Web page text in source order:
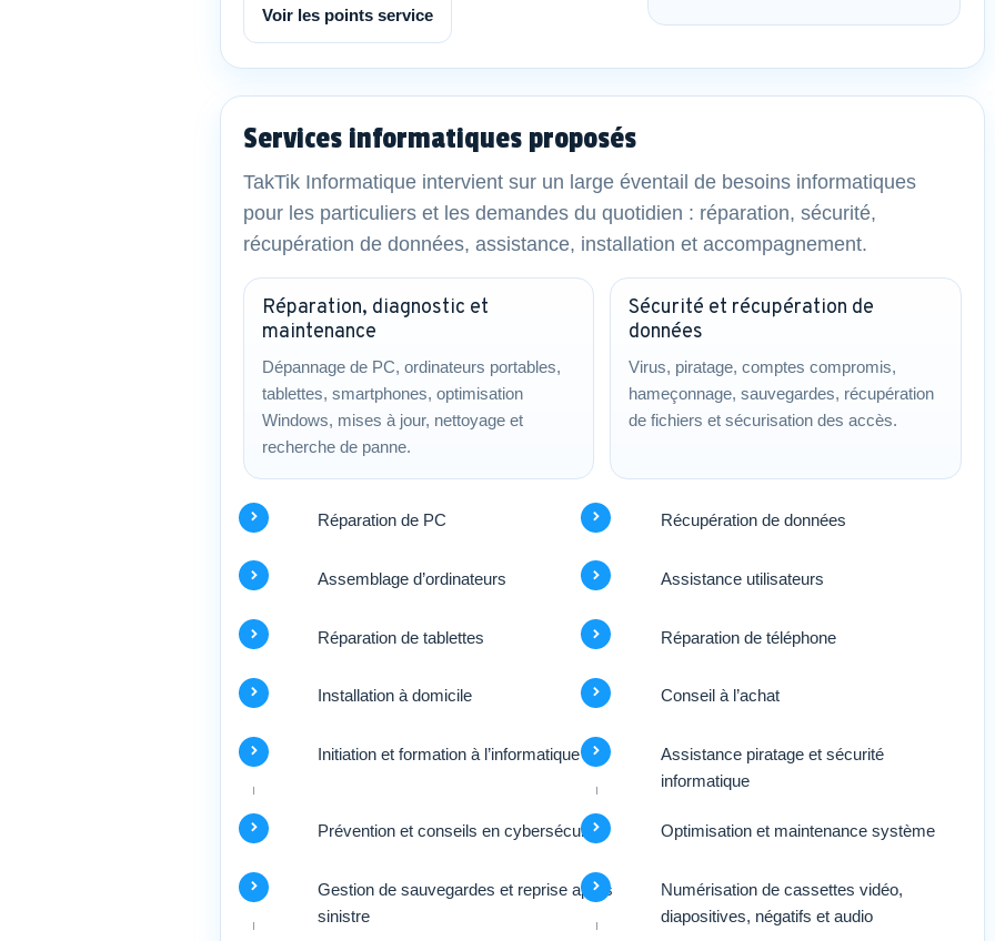
Voir les points service
Services informatiques proposés
TakTik Informatique intervient sur un large éventail de besoins informatiques
pour les particuliers et les demandes du quotidien : réparation, sécurité,
récupération de données, assistance, installation et accompagnement.
Réparation, diagnostic et
maintenance
Dépannage de PC, ordinateurs portables,
tablettes, smartphones, optimisation
Windows, mises à jour, nettoyage et
recherche de panne.
Sécurité et récupération de
données
Virus, piratage, comptes compromis,
hameçonnage, sauvegardes, récupération
de fichiers et sécurisation des accès.
Réparation de PC Récupération de données
Assemblage d’ordinateurs Assistance utilisateurs
Réparation de tablettes Réparation de téléphone
Installation à domicile Conseil à l’achat
Initiation et formation à l’informatique
Assistance piratage et sécurité
informatique
Prévention et conseils en cybersécurité Optimisation et maintenance système
Gestion de sauvegardes et reprise après
sinistre
Numérisation de cassettes vidéo,
diapositives, négatifs et audio